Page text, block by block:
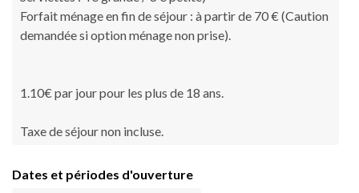
Forfait ménage en fin de séjour : à partir de 70 € (Caution
demandée si option ménage non prise).
1.10€ par jour pour les plus de 18 ans.
Taxe de séjour non incluse.
Dates et périodes d'ouverture